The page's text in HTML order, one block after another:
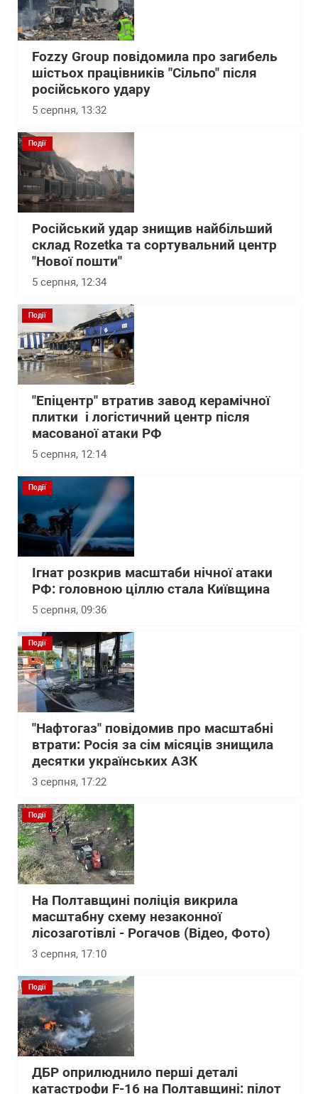
Fozzy Group повідомила про загибель
шістьох працівників "Сільпо" після
російського удару
5 серпня, 13:32
Події
Російський удар знищив найбільший
склад Rozetka та сортувальний центр
"Нової пошти"
5 серпня, 12:34
Події
"Епіцентр" втратив завод керамічної
плитки і логістичний центр після
масованої атаки РФ
5 серпня, 12:14
Події
Ігнат розкрив масштаби нічної атаки
РФ: головною ціллю стала Київщина
5 серпня, 09:36
Події
"Нафтогаз" повідомив про масштабні
втрати: Росія за сім місяців знищила
десятки українських АЗК
3 серпня, 17:22
Події
На Полтавщині поліція викрила
масштабну схему незаконної
лісозаготівлі - Рогачов (Відео, Фото)
3 серпня, 17:10
Події
ДБР оприлюднило перші деталі
катастрофи F-16 на Полтавщині: пілот